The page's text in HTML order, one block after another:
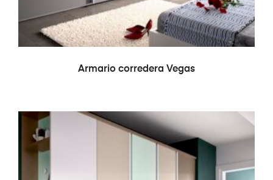
LEER MÁS
Armario corredera Vegas